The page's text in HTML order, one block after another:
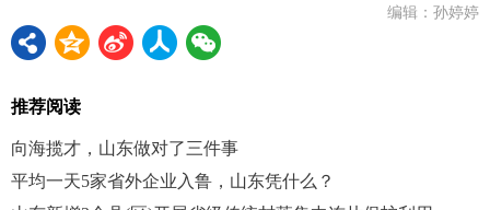
编辑：孙婷婷
推荐阅读
向海揽才，山东做对了三件事
平均一天5家省外企业入鲁，山东凭什么？